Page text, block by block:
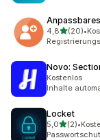
4,8von 5
(20)
20 •
Novo:
Kostenlos
Inhalte
Locket
5,0von 5
(2)
2 •